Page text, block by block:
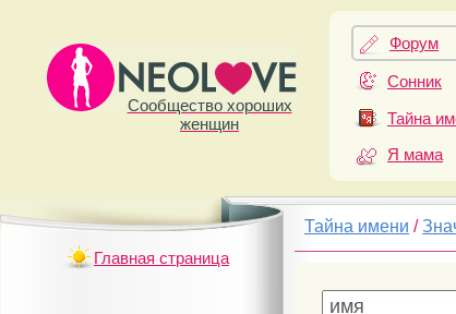
Сообщество хороших
женщин
Форум
Сонник
Тайна
Я мама
Тайна имени /
Главная страница